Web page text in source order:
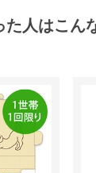
た人はこん